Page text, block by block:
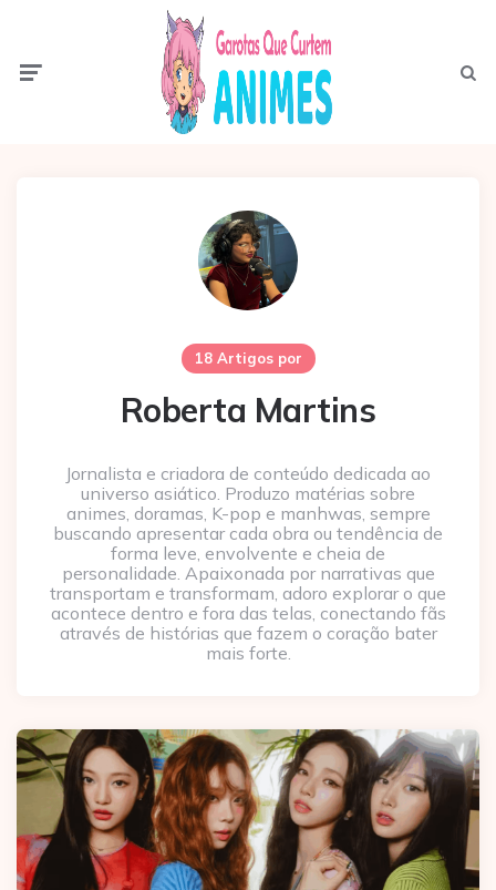
18 Artigos por
Roberta Martins
Jornalista e criadora de conteúdo dedicada ao
universo asiático. Produzo matérias sobre
animes, doramas, K-pop e manhwas, sempre
buscando apresentar cada obra ou tendência de
forma leve, envolvente e cheia de
personalidade. Apaixonada por narrativas que
transportam e transformam, adoro explorar o que
acontece dentro e fora das telas, conectando fãs
através de histórias que fazem o coração bater
mais forte.